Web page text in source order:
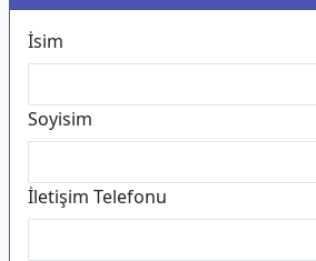
İsim
Soyisim
İletişim Telefonu